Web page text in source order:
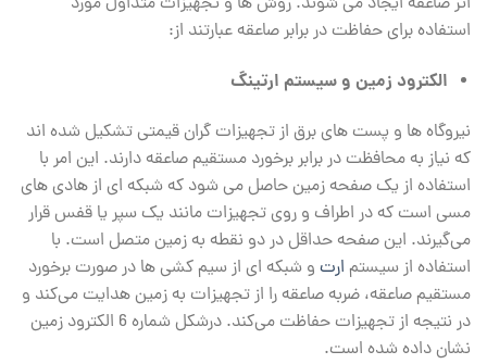
استفاده برای حفاظت در برابر صاعقه عبارتند از:
الکترود زمین و سیستم ارتینگ
نیروگاه‌ ها و پست ‌های برق از تجهیزات گران ‌قیمتی تشکیل شده ‌اند
که نیاز به محافظت در برابر برخورد مستقیم صاعقه دارند. این امر با
استفاده از یک صفحه زمین حاصل می ‌شود که شبکه ‌ای از هادی‌ های
مسی است که در اطراف و روی تجهیزات مانند یک سپر یا قفس قرار
می‌گیرند. این صفحه حداقل در دو نقطه به زمین متصل است. با
استفاده از سیستم ارت و شبکه ای از سیم کشی ها در صورت برخورد
مستقیم صاعقه، ضربه صاعقه را از تجهیزات به زمین هدایت می‌کند و
در نتیجه از تجهیزات حفاظت می‌کند. درشکل شماره 6 الکترود زمین
نشان داده شده است.